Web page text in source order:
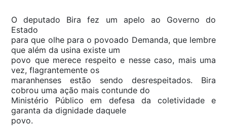
O deputado Bira fez um apelo ao Governo do
Estado
para que olhe para o povoado Demanda, que lembre
que além da usina existe um
povo que merece respeito e nesse caso, mais uma
vez, flagrantemente os
maranhenses estão sendo desrespeitados. Bira
cobrou uma ação mais contunde do
Ministério Público em defesa da coletividade e
garanta da dignidade daquele
povo.